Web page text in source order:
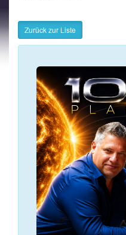
Zurück zur Liste